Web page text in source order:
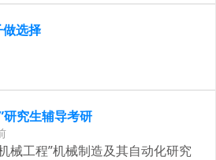
选择
研究生辅导考研
械工程”机械制造及其自动化研究